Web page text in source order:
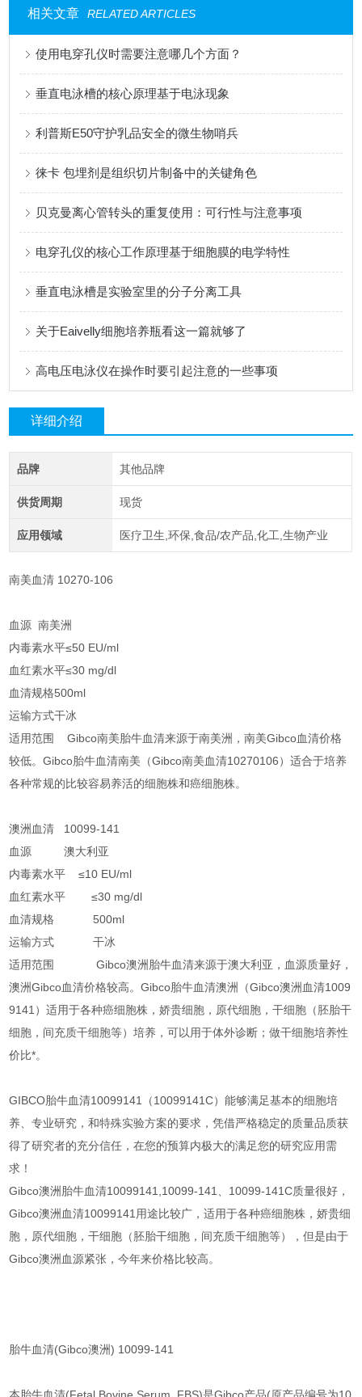
相关文章 RELATED ARTICLES
使用电穿孔仪时需要注意哪几个方面？
垂直电泳槽的核心原理基于电泳现象
利普斯E50守护乳品安全的微生物哨兵
徕卡 包埋剂是组织切片制备中的关键角色
贝克曼离心管转头的重复使用：可行性与注意事项
电穿孔仪的核心工作原理基于细胞膜的电学特性
垂直电泳槽是实验室里的分子分离工具
关于Eaivelly细胞培养瓶看这一篇就够了
高电压电泳仪在操作时要引起注意的一些事项
详细介绍
品牌 其他品牌
供货周期 现货
应用领域 医疗卫生,环保,食品/农产品,化工,生物产业
南美血清 10270-106
血源 南美洲
内毒素水平≤50 EU/ml
血红素水平≤30 mg/dl
血清规格500ml
运输方式干冰
适用范围 Gibco南美胎牛血清来源于南美洲，南美Gibco血清价格
较低。Gibco胎牛血清南美（Gibco南美血清10270106）适合于培养
各种常规的比较容易养活的细胞株和癌细胞株。
澳洲血清 10099-141
血源 澳大利亚
内毒素水平 ≤10 EU/ml
血红素水平 ≤30 mg/dl
血清规格 500ml
运输方式 干冰
适用范围 Gibco澳洲胎牛血清来源于澳大利亚，血源质量好，
澳洲Gibco血清价格较高。Gibco胎牛血清澳洲（Gibco澳洲血清1009
9141）适用于各种癌细胞株，娇贵细胞，原代细胞，干细胞（胚胎干
细胞，间充质干细胞等）培养，可以用于体外诊断；做干细胞培养性
价比*。
GIBCO胎牛血清10099141（10099141C）能够满足基本的细胞培
养、专业研究，和特殊实验方案的要求，凭借严格稳定的质量品质获
得了研究者的充分信任，在您的预算内极大的满足您的研究应用需
求！
Gibco澳洲胎牛血清10099141,10099-141、10099-141C质量很好，
Gibco澳洲血清10099141用途比较广，适用于各种癌细胞株，娇贵细
胞，原代细胞，干细胞（胚胎干细胞，间充质干细胞等），但是由于
Gibco澳洲血源紧张，今年来价格比较高。
胎牛血清(Gibco澳洲) 10099-141